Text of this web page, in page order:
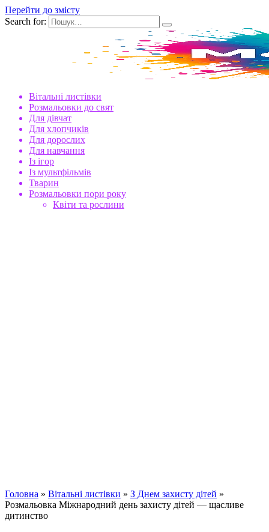
Перейти до змісту
Search for:
Вітальні листівки
Розмальовки до свят
Для дівчат
Для хлопчиків
Для дорослих
Для навчання
Із ігор
Із мультфільмів
Тварин
Розмальовки пори року
Квіти та рослини
Головна » Вітальні листівки » З Днем захисту дітей »
Розмальовка Міжнародний день захисту дітей — щасливе
дитинство